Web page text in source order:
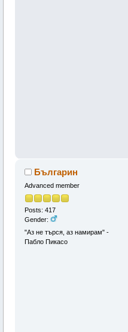
Българин
Advanced member
Posts: 417
Gender:
"Аз не търся, аз намирам" -
Пабло Пикасо